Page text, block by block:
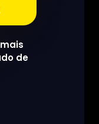
de